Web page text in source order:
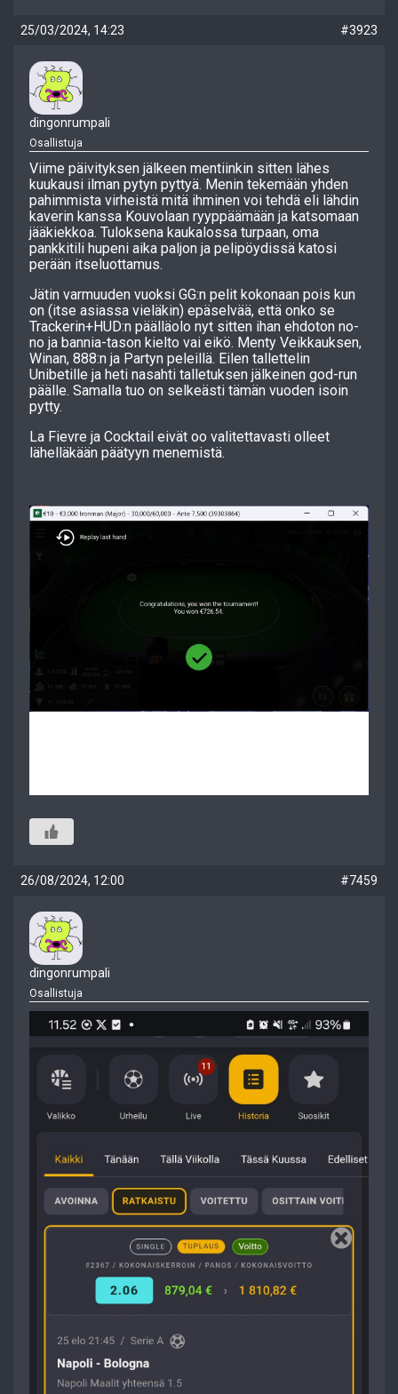
25/03/2024, 14:23 #3923
dingonrumpali
Osallistuja
Viime päivityksen jälkeen mentiinkin sitten lähes
kuukausi ilman pytyn pyttyä. Menin tekemään yhden
pahimmista virheistä mitä ihminen voi tehdä eli lähdin
kaverin kanssa Kouvolaan ryyppäämään ja katsomaan
jääkiekkoa. Tuloksena kaukalossa turpaan, oma
pankkitili hupeni aika paljon ja pelipöydissä katosi
perään itseluottamus.
Jätin varmuuden vuoksi GG:n pelit kokonaan pois kun
on (itse asiassa vieläkin) epäselvää, että onko se
Trackerin+HUD:n päälläolo nyt sitten ihan ehdoton no-
no ja bannia-tason kielto vai eikö. Menty Veikkauksen,
Winan, 888:n ja Partyn peleillä. Eilen tallettelin
Unibetille ja heti nasahti talletuksen jälkeinen god-run
päälle. Samalla tuo on selkeästi tämän vuoden isoin
pytty.
La Fievre ja Cocktail eivät oo valitettavasti olleet
lähelläkään päätyyn menemistä.
26/08/2024, 12:00 #7459
dingonrumpali
Osallistuja